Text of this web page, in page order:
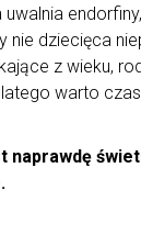
nie dziecięca
z wieku,
warto
naprawdę